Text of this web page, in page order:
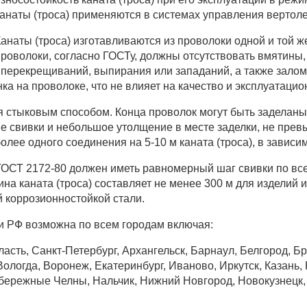
(троса) применяются в системах управления
(троса) изготавливаются из проволоки одной и той
согласно ГОСТу, должны отсутствовать
выпирания или западаний, а также
на проволоке, что не влияет на качество и
стыковым способом. Конца проволок могут быть
свивки и небольшое утолщение в месте заделки, не
одного соединения на 5-10 м каната (троса), в
2172-80 должен иметь равномерный шаг свивки по
каната (троса) составляет не менее 300 м для изделий
стали.
РФ возможна по всем городам включая:
Санкт-Петербург, Архангельск, Барнаул, Белгород,
Воронеж, Екатеринбург, Иваново, Иркутск, Казань,
Челны, Нальчик, Нижний Новгород,